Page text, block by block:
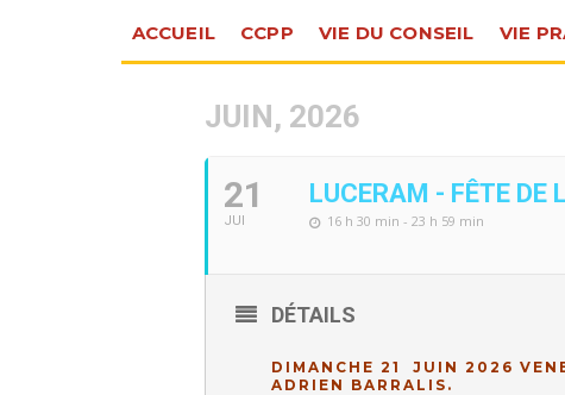
ACCUEIL CCPP VIE DU CONSEIL VIE
JUIN, 2026
21
JUI
LUCERAM - FÊTE DE
16 h 30 min - 23 h 59 min
DÉTAILS
DIMANCHE 21 JUIN 2026
ADRIEN BARRALIS.